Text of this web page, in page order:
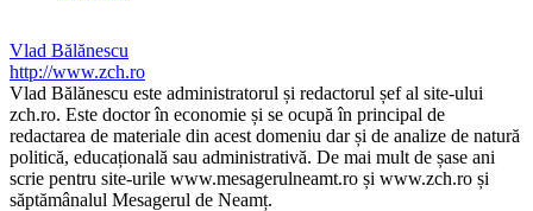
Vlad Bălănescu
http://www.zch.ro
Vlad Bălănescu este administratorul și redactorul șef al site-ului
zch.ro. Este doctor în economie și se ocupă în principal de
redactarea de materiale din acest domeniu dar și de analize de natură
politică, educațională sau administrativă. De mai mult de șase ani
scrie pentru site-urile www.mesagerulneamt.ro și www.zch.ro și
săptămânalul Mesagerul de Neamț.